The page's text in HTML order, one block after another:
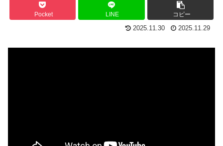
Pocket LINE コピー
2025.11.30 2025.11.29